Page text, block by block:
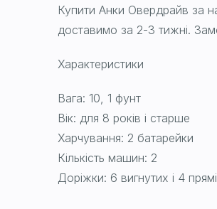
Купити Анки Овердрайв за
доставимо за 2-3 тижні.
Характеристики
Вага: 10, 1 фунт
Вік: для 8 років і старше
Харчування: 2 батарейки
Кількість машин: 2
Доріжки: 6 вигнутих і 4 прямі